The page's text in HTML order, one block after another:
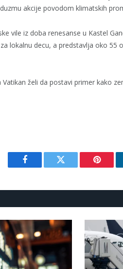
akcije povodom klimatskih
vile iz doba renesanse u Kastel
lokalnu decu, a predstavlja oko 55
želi da postavi primer kako
Facebook Twitter